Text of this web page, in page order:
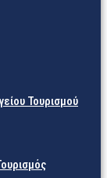
Τουρισμού